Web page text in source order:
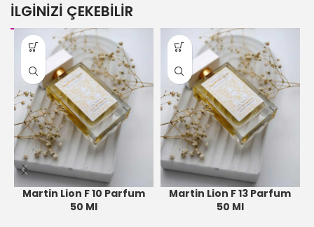
İLGİNİZİ ÇEKEBİLİR
Martin Lion F 10 Parfum
50 Ml
Martin Lion F 13 Parfum
50 Ml